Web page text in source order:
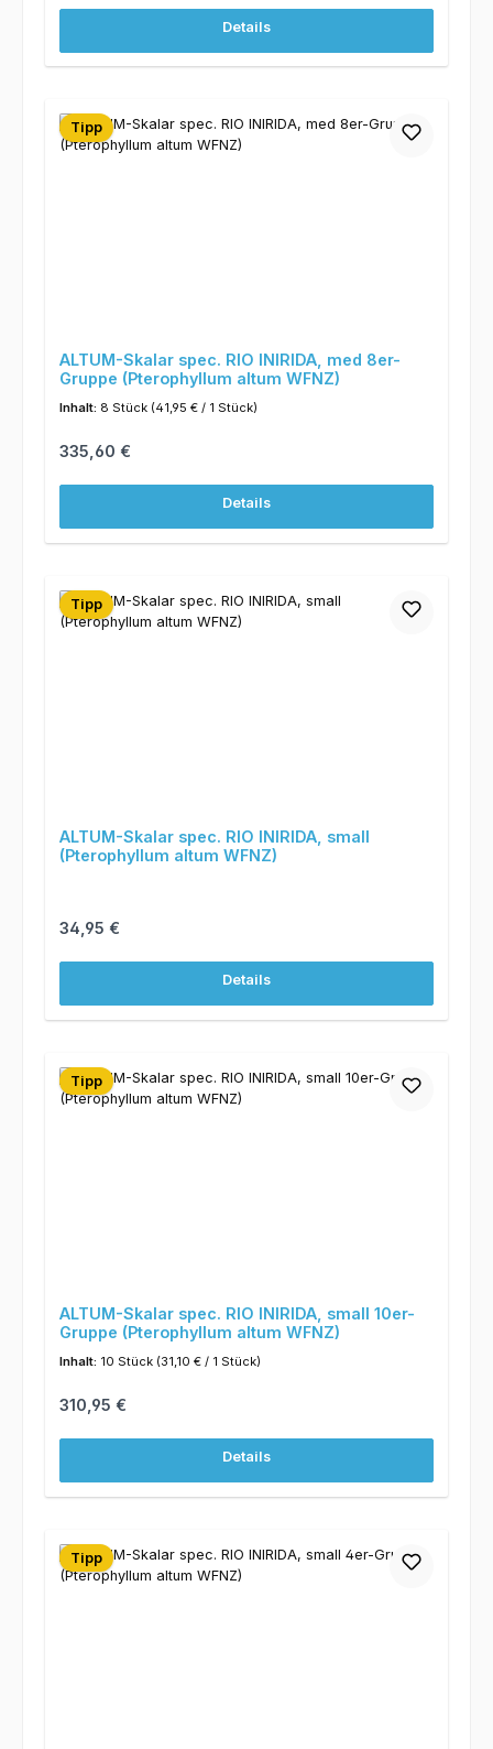
Details
Tipp
ALTUM-Skalar spec. RIO INIRIDA, med 8er-
Gruppe (Pterophyllum altum WFNZ)
Inhalt: 8 Stück (41,95 € / 1 Stück)
Regulärer Preis:
335,60 €
Details
Tipp
ALTUM-Skalar spec. RIO INIRIDA, small
(Pterophyllum altum WFNZ)
Regulärer Preis:
34,95 €
Details
Tipp
ALTUM-Skalar spec. RIO INIRIDA, small 10er-
Gruppe (Pterophyllum altum WFNZ)
Inhalt: 10 Stück (31,10 € / 1 Stück)
Regulärer Preis:
310,95 €
Details
Tipp